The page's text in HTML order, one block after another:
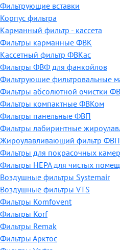
Фильтрующие вставки
Корпус фильтра
Карманный фильтр - кассета
Фильтры карманные ФВК
Кассетный фильтр ФВКас
Фильтры ФВФ для фанкойлов
Фильтрующие фильтровальные
Фильтры абсолютной очистки
Фильтры компактные ФВКом
Фильтры панельные ФВП
Фильтры лабиринтные
Жироулавливающий фильтр ФВП-
Фильтры для покрасочных камер
Фильтры HEPA для чистых
Воздушные фильтры Systemair
Воздушные фильтры VTS
Фильтры Komfovent
Фильтры Korf
Фильтры Remak
Фильтры Арктос